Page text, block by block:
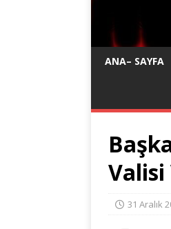
ANA– SAYFA
31 Aralık